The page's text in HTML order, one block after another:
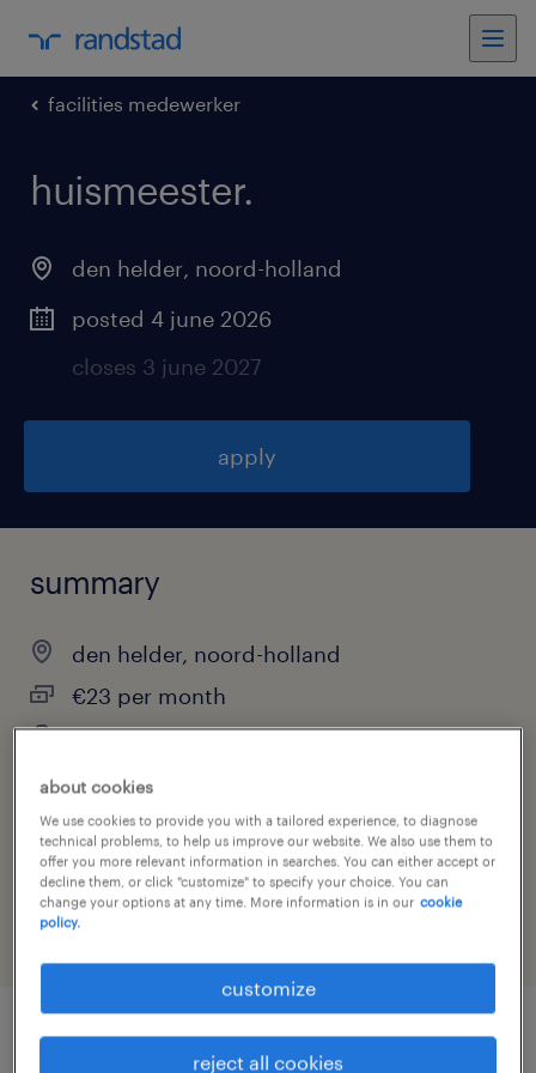
facilities medewerker
huismeester.
den helder, noord-holland
posted 4 june 2026
closes 3 june 2027
apply
summary
den helder, noord-holland
€23 per month
temporary
job category
government & policy
about cookies
We use cookies to provide you with a tailored experience, to diagnose
technical problems, to help us improve our website. We also use them to
offer you more relevant information in searches. You can either accept or
decline them, or click "customize" to specify your choice. You can
change your options at any time. More information is in our cookie
policy.
customize
reject all cookies